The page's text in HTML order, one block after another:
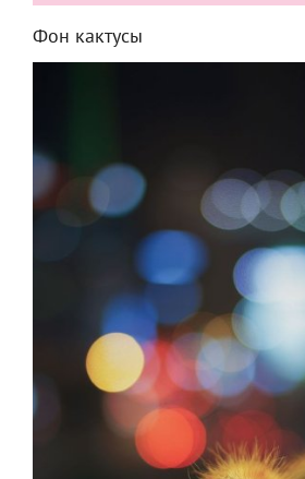
Фон кактусы